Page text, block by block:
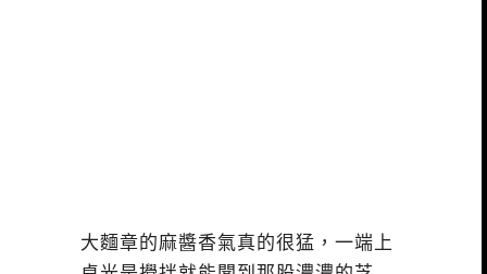
大麵章的麻醬香氣真的很猛，一端上